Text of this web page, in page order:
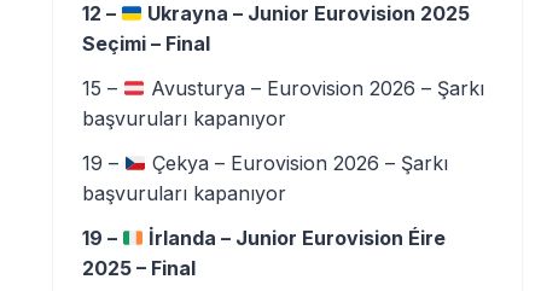
12 –
Ukrayna – Junior Eurovision 2025
Seçimi – Final
15 –
Avusturya – Eurovision 2026 – Şarkı
başvuruları kapanıyor
19 –
Çekya – Eurovision 2026 – Şarkı
başvuruları kapanıyor
19 –
İrlanda – Junior Eurovision Éire
2025 – Final